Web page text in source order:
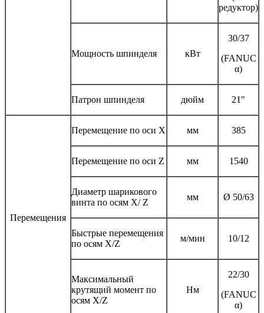
редуктор)
Мощность шпинделя кВт
30/37
(FANUC
α)
Патрон шпинделя дюйм 21"
Перемещения
Перемещение по оси X мм 385
Перемещение по оси Z мм 1540
Диаметр шарикового
винта по осям X/ Z
мм Ø 50/63
Быстрые перемещения
по осям X/Z
м/мин 10/12
Максимальный
крутящий момент по
осям X/Z
Нм
22/30
(FANUC
α)